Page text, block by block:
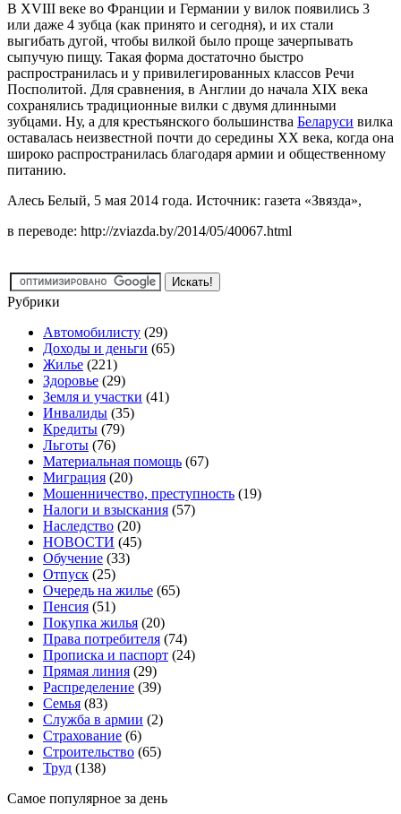
В XVIII веке во Франции и Германии у вилок появились 3
или даже 4 зубца (как принято и сегодня), и их стали
выгибать дугой, чтобы вилкой было проще зачерпывать
сыпучую пищу. Такая форма достаточно быстро
распространилась и у привилегированных классов Речи
Посполитой. Для сравнения, в Англии до начала XIX века
сохранялись традиционные вилки с двумя длинными
зубцами. Ну, а для крестьянского большинства Беларуси вилка
оставалась неизвестной почти до середины ХХ века, когда она
широко распространилась благодаря армии и общественному
питанию.
Алесь Белый, 5 мая 2014 года. Источник: газета «Звязда»,
в переводе: http://zviazda.by/2014/05/40067.html
Рубрики
Автомобилисту (29)
Доходы и деньги (65)
Жилье (221)
Здоровье (29)
Земля и участки (41)
Инвалиды (35)
Кредиты (79)
Льготы (76)
Материальная помощь (67)
Миграция (20)
Мошенничество, преступность (19)
Налоги и взыскания (57)
Наследство (20)
НОВОСТИ (45)
Обучение (33)
Отпуск (25)
Очередь на жилье (65)
Пенсия (51)
Покупка жилья (20)
Права потребителя (74)
Прописка и паспорт (24)
Прямая линия (29)
Распределение (39)
Семья (83)
Служба в армии (2)
Страхование (6)
Строительство (65)
Труд (138)
Самое популярное за день